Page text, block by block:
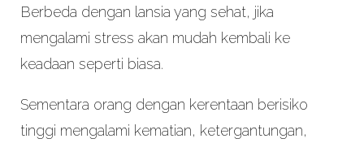
Berbeda dengan lansia yang sehat, jika
mengalami stress akan mudah kembali ke
keadaan seperti biasa.
Sementara orang dengan kerentaan berisiko
tinggi mengalami kematian, ketergantungan,